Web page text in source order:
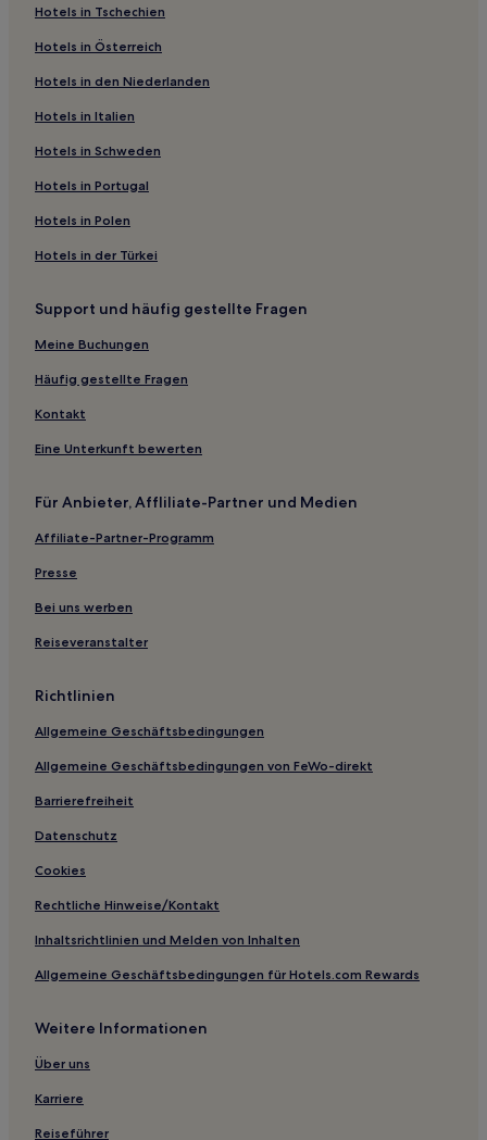
Hotels mit Küchenzeile in Kues
Hotels mit Pool in Ediger-Eller
Hotels mit Parkplatz in Alf
Hotels mit Parkplatz in Ernst
Hotels mit inbegriffenem Frühstück in Ernst
Haustierfreundliche in Mosel-Nahe
Hotels mit inbegriffenem Frühstück in Mosel-Nahe
Hotels mit Parkplatz in Mosel-Nahe
Familien in Cochem
Hotels mit Weingut in Trarbach
Hotels mit Parkplatz in Lieser
Haustierfreundliche in Traben-Trarbach
Hotels mit inbegriffenem Frühstück in Traben-Trarbach
Hotels mit Parkplatz in Hunsrück
Haustierfreundliche in Trier
Familien in Weinanbaugebiet Mosel
Haustierfreundliche in Weinanbaugebiet Mosel
Hotels mit Parkplatz in Weinanbaugebiet Mosel
Mosel
Enkirch Hotels
Hotels nahe Mont Royal
Lutzerath Hotels
Trarbach Hotels
Hotels in Tschechien
Hotels in Österreich
Hotels in den Niederlanden
Hotels in Italien
Hotels in Schweden
Hotels in Portugal
Hotels in Polen
Hotels in der Türkei
Support und häufig gestellte Fragen
Meine Buchungen
Häufig gestellte Fragen
Kontakt
Eine Unterkunft bewerten
Für Anbieter, Affliliate-Partner und Medien
Affiliate-Partner-Programm
Presse
Bei uns werben
Reiseveranstalter
Richtlinien
Allgemeine Geschäftsbedingungen
Allgemeine Geschäftsbedingungen von FeWo-direkt
Barrierefreiheit
Datenschutz
Cookies
Rechtliche Hinweise/Kontakt
Inhaltsrichtlinien und Melden von Inhalten
Allgemeine Geschäftsbedingungen für Hotels.com Rewards
Weitere Informationen
Über uns
Karriere
Reiseführer